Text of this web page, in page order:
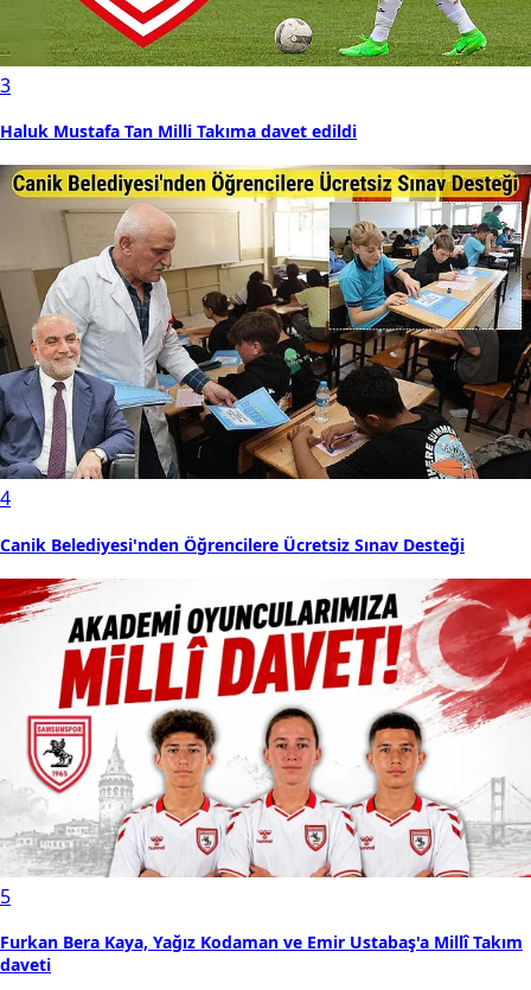
3
Haluk Mustafa Tan Milli Takıma davet edildi
4
Canik Belediyesi'nden Öğrencilere Ücretsiz Sınav Desteği
5
Furkan Bera Kaya, Yağız Kodaman ve Emir Ustabaş'a Millî Takım
daveti